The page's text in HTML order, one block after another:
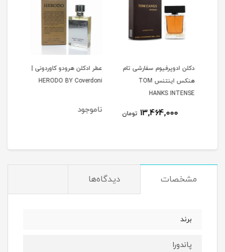
دکلن ادوپرفیوم سفارشی تام
هنکس اینتنس TOM
HANKS INTENSE
13,464,000 تومان
عطر ادکلن هرودو کاوردونی |
HERODO BY Coverdoni
ناموجود
مشخصات دیدگاه‌ها
برند
پاندورا